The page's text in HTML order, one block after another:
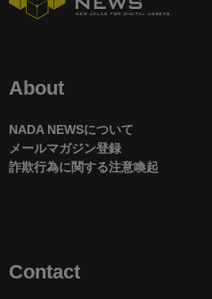
About
NADA NEWSについて
メールマガジン登録
詐欺行為に関する注意喚起
Contact